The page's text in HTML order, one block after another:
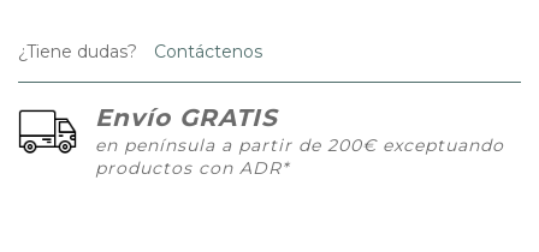
¿Tiene dudas? Contáctenos
Envío GRATIS
en península a partir de 200€ exceptuando
productos con ADR*